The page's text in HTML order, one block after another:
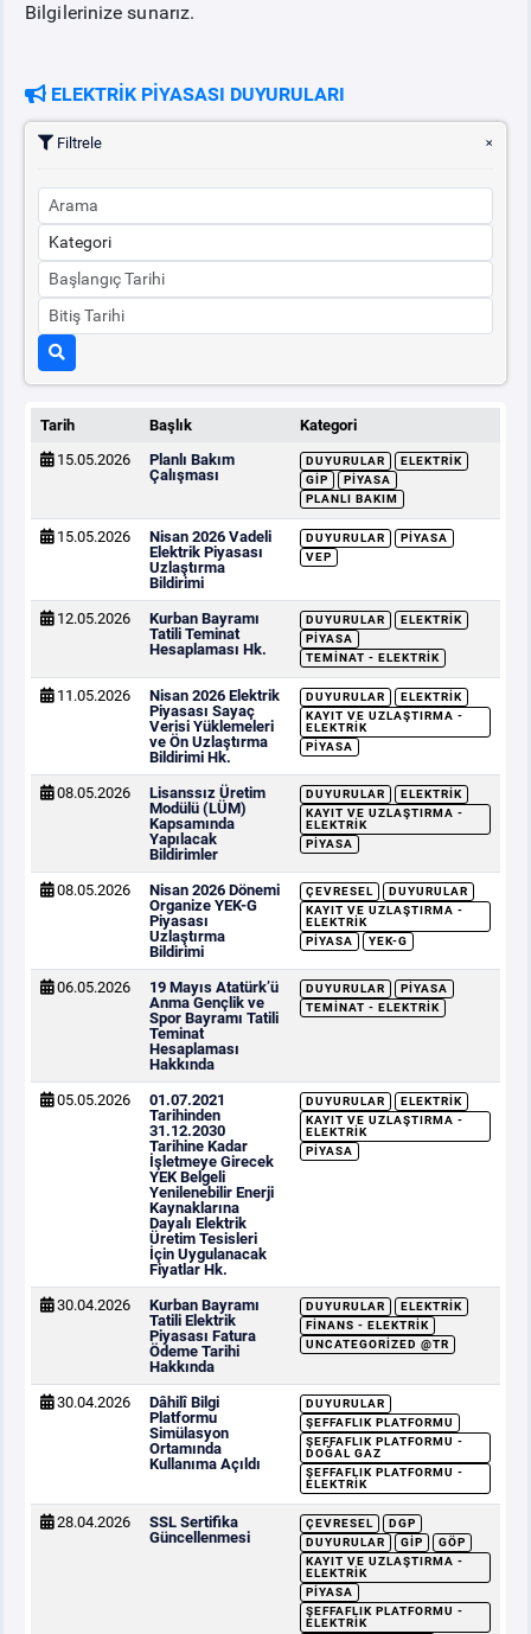
Bilgilerinize sunarız.
ELEKTRİK PİYASASI DUYURULARI
Filtrele
Tarih Başlık
Kategori
15.05.2026
Planlı Bakım
Çalışması
DUYURULAR
ELEKTRIK
GİP
PIYASA
PLANLI BAKIM
15.05.2026
Nisan 2026 Vadeli
Elektrik Piyasası
Uzlaştırma
Bildirimi
DUYURULAR
PIYASA
VEP
12.05.2026
Kurban Bayramı
Tatili Teminat
Hesaplaması Hk.
DUYURULAR
ELEKTRIK
PIYASA
TEMINAT - ELEKTRIK
11.05.2026
Nisan 2026 Elektrik
Piyasası Sayaç
Verisi Yüklemeleri
ve Ön Uzlaştırma
Bildirimi Hk.
DUYURULAR
ELEKTRIK
KAYIT VE UZLAŞTIRMA -
ELEKTRIK
PIYASA
08.05.2026
Lisanssız Üretim
Modülü (LÜM)
Kapsamında
Yapılacak
Bildirimler
DUYURULAR
ELEKTRIK
KAYIT VE UZLAŞTIRMA -
ELEKTRIK
PIYASA
08.05.2026
Nisan 2026 Dönemi
Organize YEK-G
Piyasası
Uzlaştırma
Bildirimi
ÇEVRESEL
DUYURULAR
KAYIT VE UZLAŞTIRMA -
ELEKTRIK
PIYASA
YEK-G
06.05.2026
19 Mayıs Atatürk’ü
Anma Gençlik ve
Spor Bayramı Tatili
Teminat
Hesaplaması
Hakkında
DUYURULAR
PIYASA
TEMINAT - ELEKTRIK
05.05.2026
01.07.2021
Tarihinden
31.12.2030
Tarihine Kadar
İşletmeye Girecek
YEK Belgeli
Yenilenebilir Enerji
Kaynaklarına
Dayalı Elektrik
Üretim Tesisleri
İçin Uygulanacak
Fiyatlar Hk.
DUYURULAR
ELEKTRIK
KAYIT VE UZLAŞTIRMA -
ELEKTRIK
PIYASA
30.04.2026
Kurban Bayramı
Tatili Elektrik
Piyasası Fatura
Ödeme Tarihi
Hakkında
DUYURULAR
ELEKTRIK
FINANS - ELEKTRIK
UNCATEGORIZED @TR
30.04.2026
Dâhilî Bilgi
Platformu
Simülasyon
Ortamında
Kullanıma Açıldı
DUYURULAR
ŞEFFAFLIK PLATFORMU
ŞEFFAFLIK PLATFORMU -
DOĞAL GAZ
ŞEFFAFLIK PLATFORMU -
ELEKTRIK
28.04.2026
SSL Sertifika
Güncellenmesi
ÇEVRESEL
DGP
DUYURULAR
GİP
GÖP
KAYIT VE UZLAŞTIRMA -
ELEKTRIK
PIYASA
ŞEFFAFLIK PLATFORMU -
ELEKTRIK